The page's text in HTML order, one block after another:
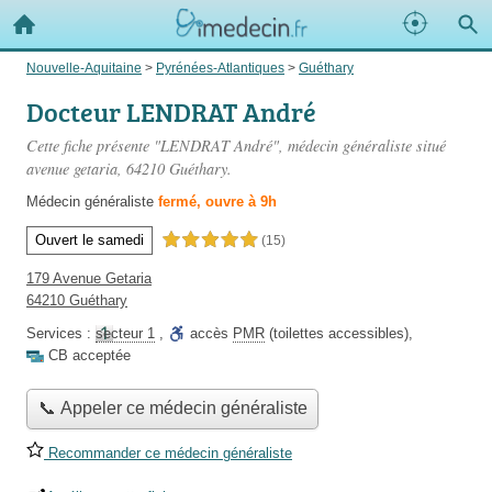
Nouvelle-Aquitaine > Pyrénées-Atlantiques > Guéthary
Docteur LENDRAT André
Cette fiche présente "LENDRAT André", médecin généraliste situé
avenue getaria, 64210 Guéthary.
Médecin généraliste fermé, ouvre à 9h
Ouvert le samedi 5,0 étoiles sur 5 (15)
179 Avenue Getaria
64210 Guéthary
Services : secteur 1 , accès PMR (toilettes accessibles),
CB acceptée
📞 Appeler ce médecin généraliste
Recommander ce médecin généraliste